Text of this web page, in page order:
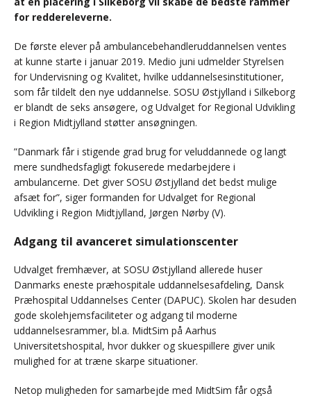
for reddereleverne.
De første elever på ambulancebehandleruddannelsen ventes
at kunne starte i januar 2019. Medio juni udmelder Styrelsen
for Undervisning og Kvalitet, hvilke uddannelsesinstitutioner,
som får tildelt den nye uddannelse. SOSU Østjylland i Silkeborg
er blandt de seks ansøgere, og Udvalget for Regional Udvikling
i Region Midtjylland støtter ansøgningen.
”Danmark får i stigende grad brug for veluddannede og langt
mere sundhedsfagligt fokuserede medarbejdere i
ambulancerne. Det giver SOSU Østjylland det bedst mulige
afsæt for”, siger formanden for Udvalget for Regional
Udvikling i Region Midtjylland, Jørgen Nørby (V).
Adgang til avanceret simulationscenter
Udvalget fremhæver, at SOSU Østjylland allerede huser
Danmarks eneste præhospitale uddannelsesafdeling, Dansk
Præhospital Uddannelses Center (DAPUC). Skolen har desuden
gode skolehjemsfaciliteter og adgang til moderne
uddannelsesrammer, bl.a. MidtSim på Aarhus
Universitetshospital, hvor dukker og skuespillere giver unik
mulighed for at træne skarpe situationer.
Netop muligheden for samarbejde med MidtSim får også